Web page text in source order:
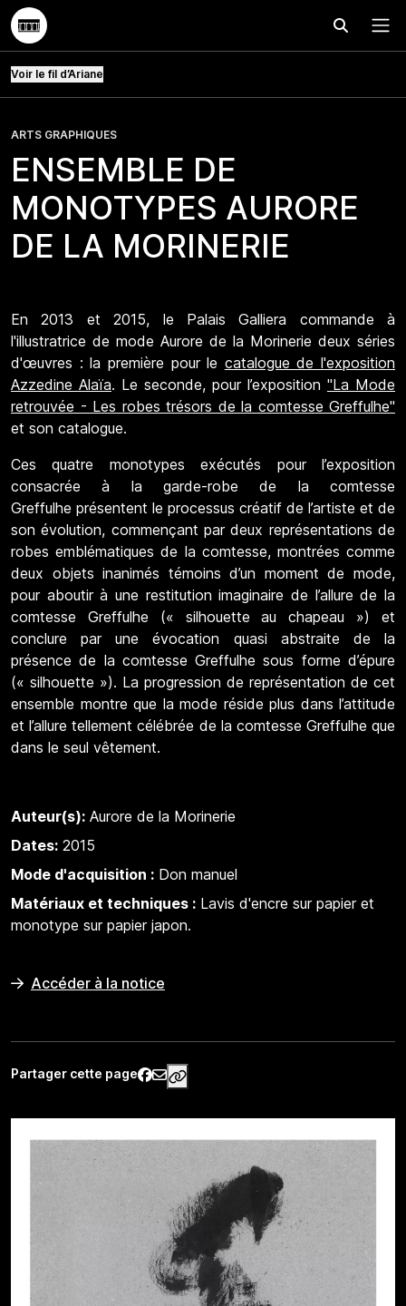
Voir le fil d’Ariane
ARTS GRAPHIQUES
ENSEMBLE DE
MONOTYPES AURORE
DE LA MORINERIE
En 2013 et 2015, le Palais Galliera commande à
l'illustratrice de mode Aurore de la Morinerie deux séries
d'œuvres : la première pour le catalogue de l'exposition
Azzedine Alaïa. Le seconde, pour l’exposition "La Mode
retrouvée - Les robes trésors de la comtesse Greffulhe"
et son catalogue.
Ces quatre monotypes exécutés pour l’exposition
consacrée à la garde-robe de la comtesse
Greffulhe présentent le processus créatif de l’artiste et de
son évolution, commençant par deux représentations de
robes emblématiques de la comtesse, montrées comme
deux objets inanimés témoins d’un moment de mode,
pour aboutir à une restitution imaginaire de l’allure de la
comtesse Greffulhe (« silhouette au chapeau ») et
conclure par une évocation quasi abstraite de la
présence de la comtesse Greffulhe sous forme d’épure
(« silhouette »). La progression de représentation de cet
ensemble montre que la mode réside plus dans l’attitude
et l’allure tellement célébrée de la comtesse Greffulhe que
dans le seul vêtement.
Auteur(s): Aurore de la Morinerie
Dates: 2015
Mode d'acquisition : Don manuel
Matériaux et techniques : Lavis d'encre sur papier et
monotype sur papier japon.
Accéder à la notice
Partager cette page https://